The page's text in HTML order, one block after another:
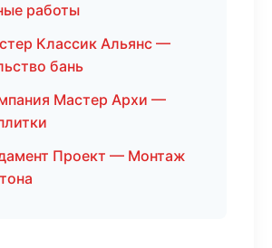
работы
Классик Альянс —
бань
Мастер Архи —
Проект — Монтаж